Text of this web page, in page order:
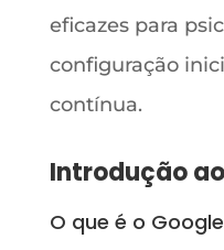
eficazes para
configuração
contínua.
Introdução
O que é o